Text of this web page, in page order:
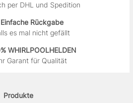
per DHL und Spedition
Einfache Rückgabe
es mal nicht gefällt
WHIRLPOOLHELDEN
Garant für Qualität
Produkte